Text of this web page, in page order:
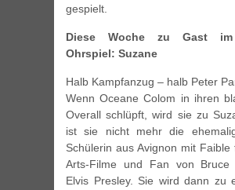
gespielt.
Diese Woche zu Gast im
Ohrspiel: Suzane
Halb Kampfanzug – halb Peter
Wenn Oceane Colom in ihren
Overall schlüpft, wird sie zu
ist sie nicht mehr die
Schülerin aus Avignon mit Faible
Arts-Filme und Fan von
Elvis Presley. Sie wird dann zu